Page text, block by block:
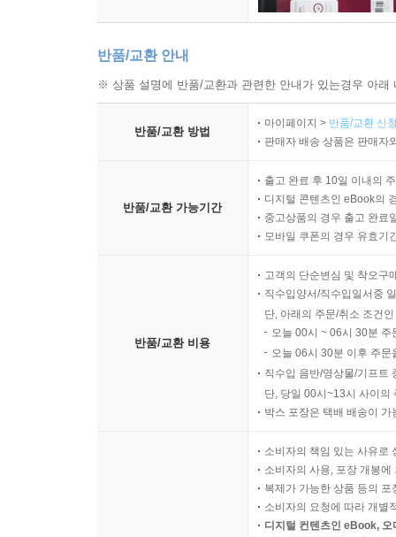
반품/교환 안내
※ 상품 설명에 반품/교환과 관련한 안내가 있는경우 아
반품/교환 방법
마이페이지 > 반품/교환 신
판매자 배송 상품은 판매자
반품/교환 가능기간
출고 완료 후 10일 이내의
디지털 콘텐츠인 eBook의
중고상품의 경우 출고 완료
모바일 쿠폰의 경우 유효기
반품/교환 비용
고객의 단순변심 및 착오구
직수입양서/직수입일서중
단, 아래의 주문/취소 조건
오늘 00시 ~ 06시 30분
오늘 06시 30분 이후 주
직수입 음반/영상물/기프트
단, 당일 00시~13시 사이의
박스 포장은 택배 배송이
소비자의 책임 있는 사유로
소비자의 사용, 포장 개봉
복제가 가능한 상품 등의
소비자의 요청에 따라 개별
디지털 컨텐츠인 eBook,